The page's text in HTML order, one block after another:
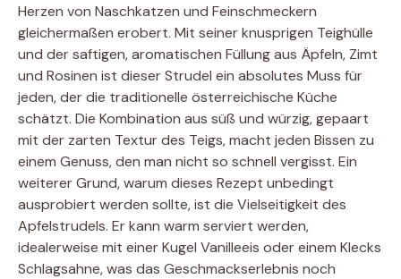
Herzen von Naschkatzen und Feinschmeckern
gleichermaßen erobert. Mit seiner knusprigen Teighülle
und der saftigen, aromatischen Füllung aus Äpfeln, Zimt
und Rosinen ist dieser Strudel ein absolutes Muss für
jeden, der die traditionelle österreichische Küche
schätzt. Die Kombination aus süß und würzig, gepaart
mit der zarten Textur des Teigs, macht jeden Bissen zu
einem Genuss, den man nicht so schnell vergisst. Ein
weiterer Grund, warum dieses Rezept unbedingt
ausprobiert werden sollte, ist die Vielseitigkeit des
Apfelstrudels. Er kann warm serviert werden,
idealerweise mit einer Kugel Vanilleeis oder einem Klecks
Schlagsahne, was das Geschmackserlebnis noch